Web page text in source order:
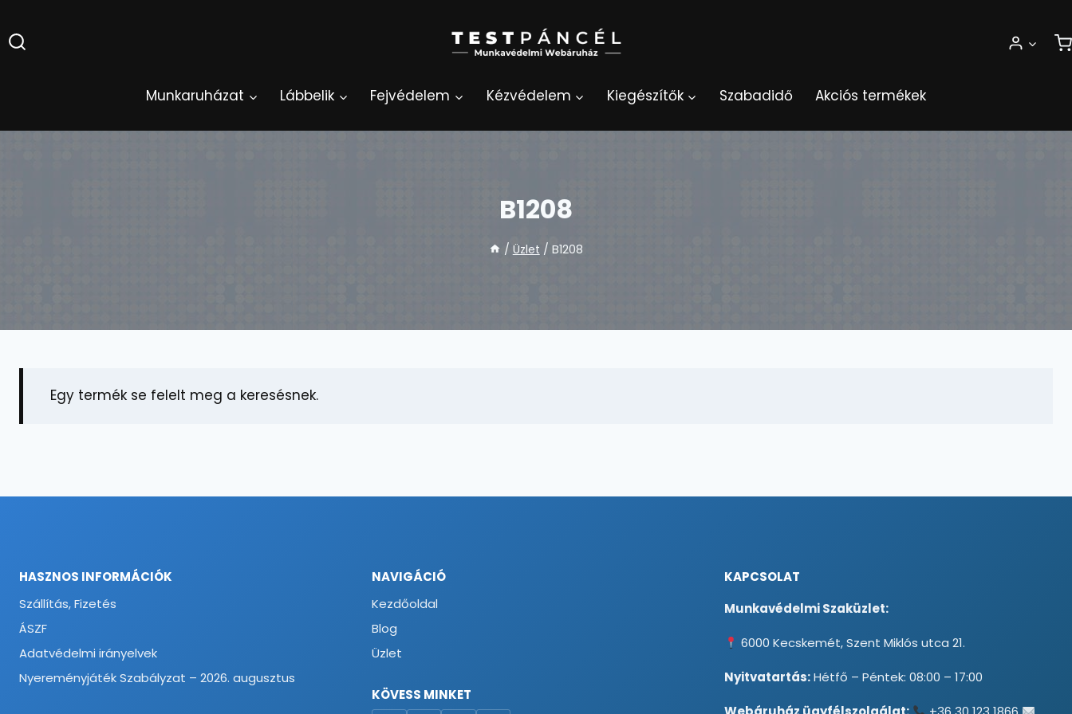
to
content
Munkaruházat Lábbelik Fejvédelem Kézvédelem Kiegészítők Szabadidő Akciós termékek
B1208
/ Üzlet / B1208
Egy termék se felelt meg a keresésnek.
HASZNOS INFORMÁCIÓK
Szállítás, Fizetés
ÁSZF
Adatvédelmi irányelvek
Nyereményjáték Szabályzat – 2026. augusztus
NAVIGÁCIÓ
Kezdőoldal
Blog
Üzlet
KÖVESS MINKET
KAPCSOLAT
Munkavédelmi Szaküzlet:
6000 Kecskemét, Szent Miklós utca 21.
Nyitvatartás:Hétfő – Péntek: 08:00 – 17:00